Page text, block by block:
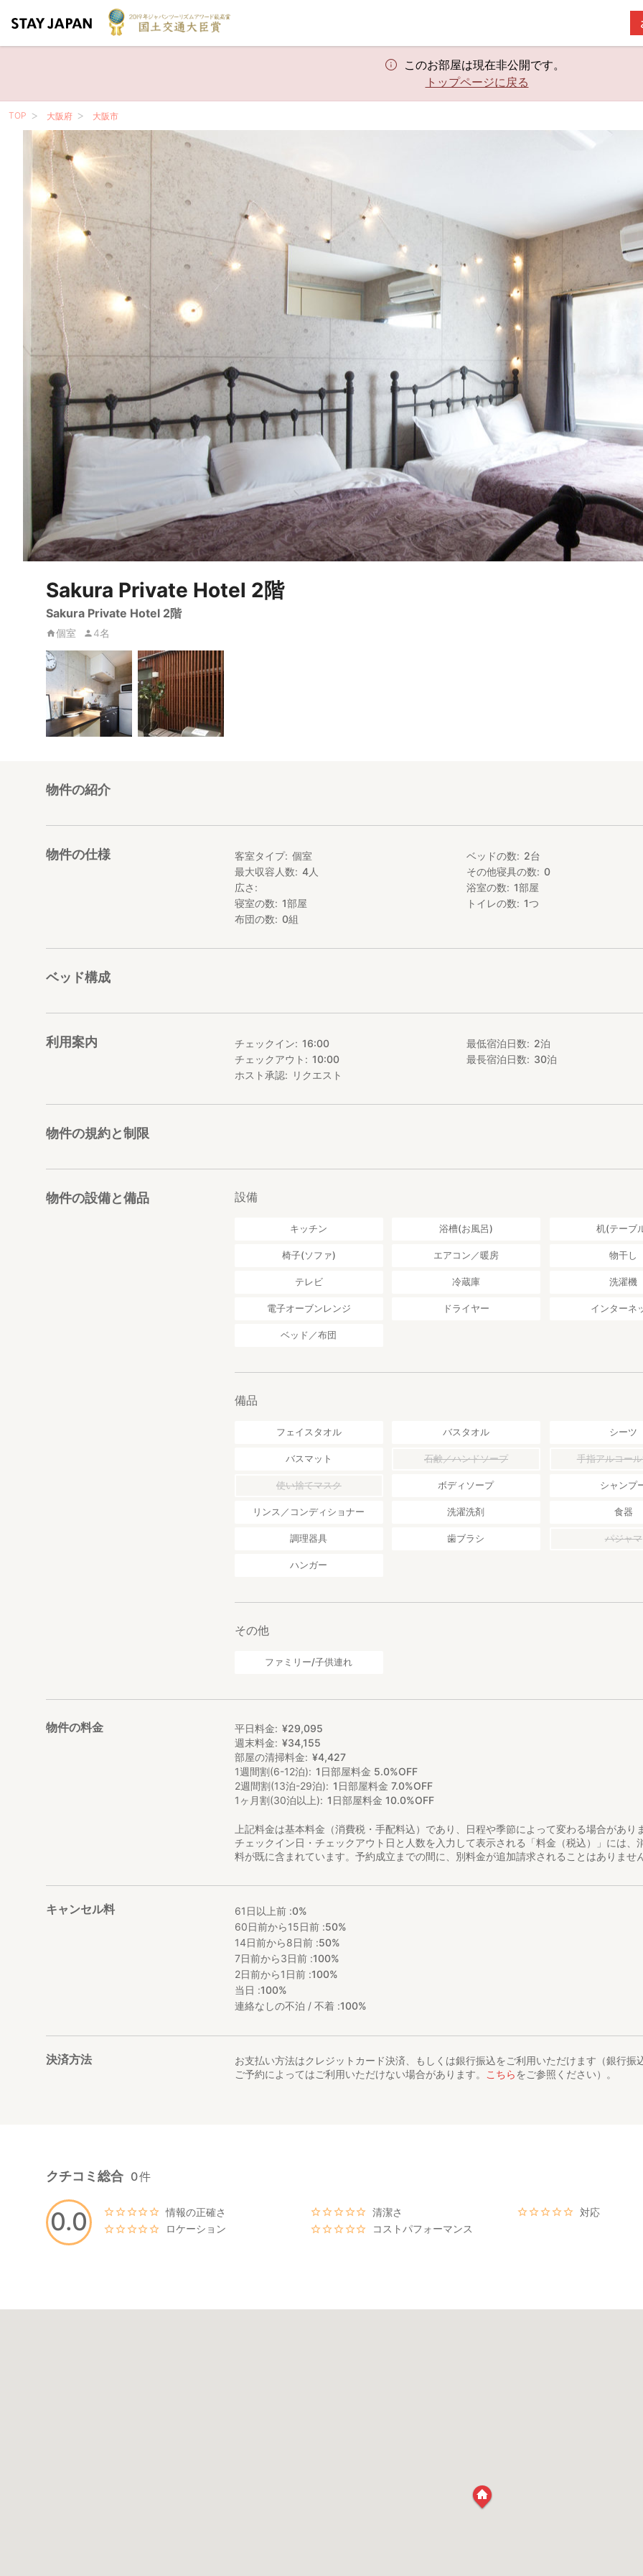
このお部屋は現在非公開です。
トップページに戻る
TOP 大阪府 大阪市
Sakura Private Hotel 2階
Sakura Private Hotel 2階
個室 4名
物件の紹介
物件の仕様 客室タイプ 個室
最大収容人数
4人
広さ
寝室の数
1部屋
布団の数
0組
ベッドの数 2台
その他寝具の数
0
浴室の数
1部屋
トイレの数
1つ
ベッド構成
利用案内 チェックイン
16:00
チェックアウト
10:00
ホスト承認
リクエスト
最低宿泊日数 2泊
最長宿泊日数
30泊
物件の規約と制限
物件の設備と備品 設備
キッチン 浴槽(お風呂) 机(テーブ
椅子(ソファ) エアコン／暖房 物干し
テレビ 冷蔵庫 洗濯機
電子オーブンレンジ ドライヤー インターネ
ベッド／布団
備品
フェイスタオル バスタオル シーツ
バスマット 石鹸／ハンドソープ 手指アルコー
使い捨てマスク ボディソープ シャンプ
リンス／コンディショナー 洗濯洗剤 食器
調理器具 歯ブラシ パジャマ
ハンガー
その他
ファミリー/子供連れ
物件の料金 平日料金 ¥29,095
週末料金
¥34,155
部屋の清掃料金
¥4,427
1週間割(6-12泊)
1日部屋料金 5.0%OFF
2週間割(13泊-29泊)
1日部屋料金 7.0%OFF
1ヶ月割(30泊以上)
1日部屋料金 10.0%OFF
上記料金は基本料金（消費税・手配料込）であり、日程や季節によって変わる場合があり
チェックイン日・チェックアウト日と人数を入力して表示される「料金（税込）」には、
料が既に含まれています。予約成立までの間に、別料金が追加請求されることはありませ
キャンセル料 61日以上前 :0%
60日前から15日前 :50%
14日前から8日前 :50%
7日前から3日前 :100%
2日前から1日前 :100%
当日 :100%
連絡なしの不泊 / 不着 :100%
決済方法
お支払い方法はクレジットカード決済、もしくは銀行振込をご利用いただけます（銀行振
ご予約によってはご利用いただけない場合があります。 こちらをご参照ください）。
0.0
クチコミ総合 0件
情報の正確さ 清潔さ
対応
ロケーション
コストパフォーマンス